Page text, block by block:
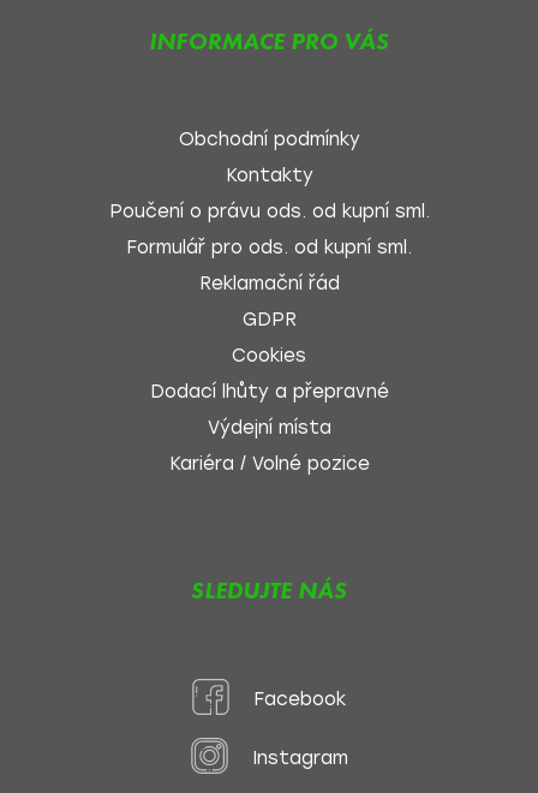
INFORMACE PRO VÁS
Obchodní podmínky
Kontakty
Poučení o právu ods. od kupní sml.
Formulář pro ods. od kupní sml.
Reklamační řád
GDPR
Cookies
Dodací lhůty a přepravné
Výdejní místa
Kariéra / Volné pozice
SLEDUJTE NÁS
Facebook
Instagram